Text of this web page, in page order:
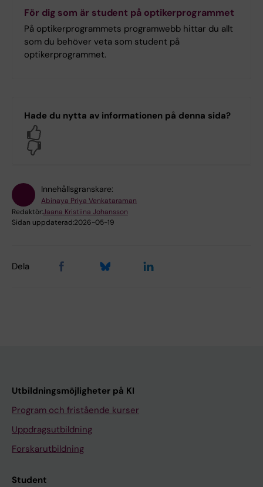
För dig som är student på optikerprogrammet
På optikerprogrammets programwebb hittar du allt
som du behöver veta som student på
optikerprogrammet.
Hade du nytta av informationen på denna sida?
Innehållsgranskare:
Abinaya Priya Venkataraman
Redaktör:Jaana Kristiina Johansson
Sidan uppdaterad:2026-05-19
Dela
Utbildningsmöjligheter på KI
Program och fristående kurser
Uppdragsutbildning
Forskarutbildning
Student